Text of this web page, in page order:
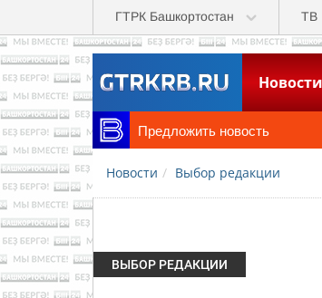
Перейти к основному содержанию
ГТРК Башкортостан ТВ
Новости
Предложить новость
Новости Выбор редакции
ВЫБОР РЕДАКЦИИ